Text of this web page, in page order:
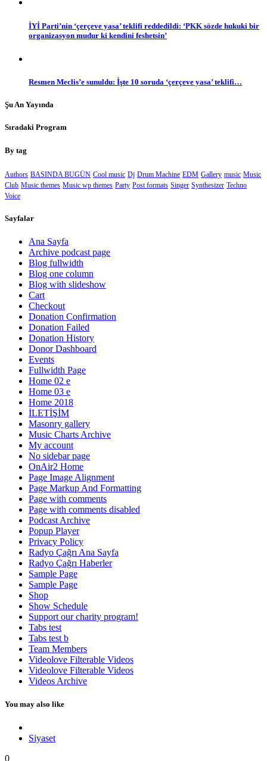
İYİ Parti’nin ‘çerçeve yasa’ teklifi reddedildi: ‘PKK sözde hukuki bir
organizasyon mudur ki kendini feshetsin’
Resmen Meclis’e sunuldu: İşte 10 soruda ‘çerçeve yasa’ teklifi…
Şu An Yayında
Sıradaki Program
By tag
Authors BASINDA BUGÜN Cool music Dj Drum Machine EDM Gallery music Music
Club Music themes Music wp themes Party Post formats Singer Synthesizer Techno
Voice
Sayfalar
Ana Sayfa
Archive podcast page
Blog fullwidth
Blog one column
Blog with slideshow
Cart
Checkout
Donation Confirmation
Donation Failed
Donation History
Donor Dashboard
Events
Fullwidth Page
Home 02 e
Home 03 e
Home 2018
İLETİŞİM
Masonry gallery
Music Charts Archive
My account
No sidebar page
OnAir2 Home
Page Image Alignment
Page Markup And Formatting
Page with comments
Page with comments disabled
Podcast Archive
Popup Player
Privacy Policy
Radyo Çağrı Ana Sayfa
Radyo Çağrı Haberler
Sample Page
Sample Page
Shop
Show Schedule
Support our charity program!
Tabs test
Tabs test b
Team Members
Videolove Filterable Videos
Videolove Filterable Videos
Videos Archive
You may also like
Siyaset
0